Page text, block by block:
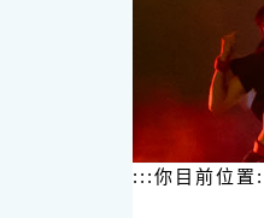
:::你目前位置: